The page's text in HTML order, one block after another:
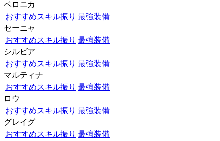
ベロニカ
おすすめスキル振り 最強装備
セーニャ
おすすめスキル振り 最強装備
シルビア
おすすめスキル振り 最強装備
マルティナ
おすすめスキル振り 最強装備
ロウ
おすすめスキル振り 最強装備
グレイグ
おすすめスキル振り 最強装備